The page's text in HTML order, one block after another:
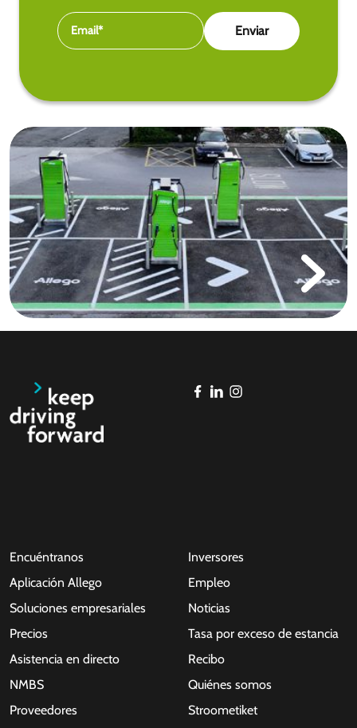
Encuéntranos
Aplicación Allego
Soluciones empresariales
Precios
Asistencia en directo
NMBS
Proveedores
Inversores
Empleo
Noticias
Tasa por exceso de estancia
Recibo
Quiénes somos
Stroometiket